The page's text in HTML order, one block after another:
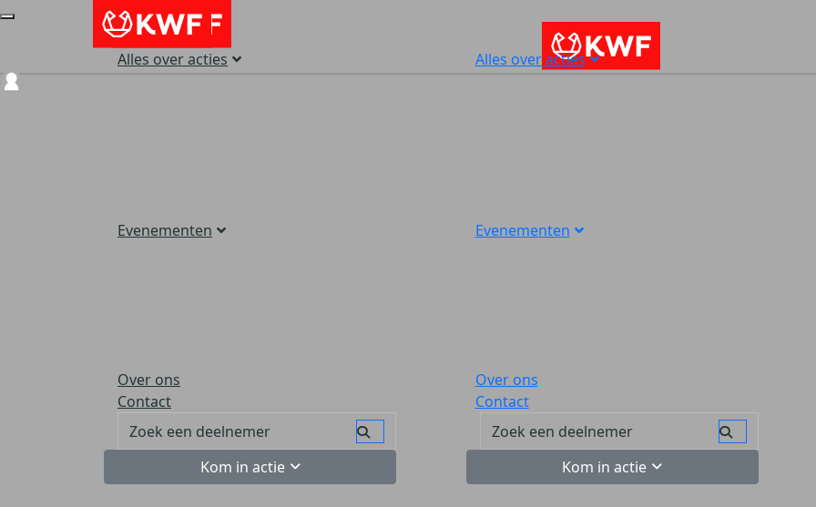
Alles over acties
Evenementen
Over ons
Contact
Kom in actie
Alles over acties
Evenementen
Over ons
Contact
Kom in actie